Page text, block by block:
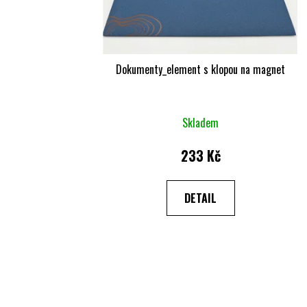
Dokumenty_element s klopou na magnet
Skladem
233 Kč
DETAIL